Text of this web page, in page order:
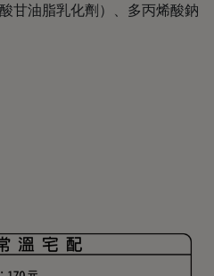
甘油脂乳化劑）、多丙烯酸鈉